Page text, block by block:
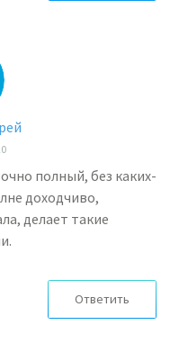
полный, без каких-
доходчиво,
делает такие
Ответить